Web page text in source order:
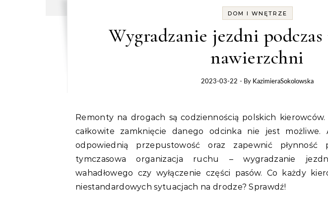
DOM I WNĘTRZE
Wygradzanie jezdni
nawierzchni
2023-03-22 - By KazimieraSokolowska
Remonty na drogach są codziennością polskich kierowców. W większości przypadków
całkowite zamknięcie danego odcinka nie jest
odpowiednią przepustowość oraz zapewnić płynność
tymczasowa organizacja ruchu – wygradzanie
wahadłowego czy wyłączenie części pasów. Co każdy
niestandardowych sytuacjach na drodze? Sprawdź!